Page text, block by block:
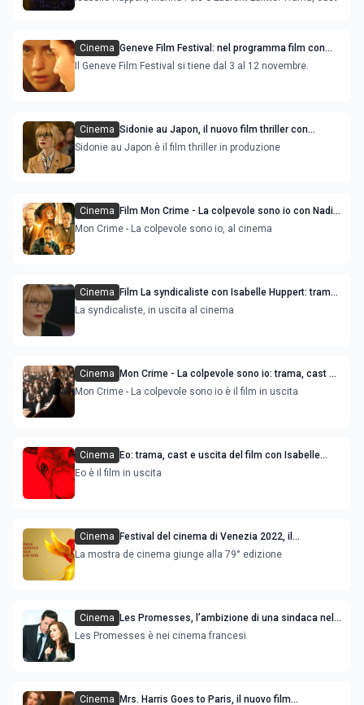
Cinema Geneve Film Festival: nel programma film con
Jacob Elordi, Isabelle Huppert
Il Geneve Film Festival si tiene dal 3 al 12 novembre.
Cinema Sidonie au Japon, il nuovo film thriller con
Isabelle Huppert
Sidonie au Japon è il film thriller in produzione
Cinema
Film Mon Crime - La colpevole sono io con Nadia
Tereszkiewicz: trama, cast e uscita
Mon Crime - La colpevole sono io, al cinema
Cinema
Film La syndicaliste con Isabelle Huppert: trama,
cast e uscita
La syndicaliste, in uscita al cinema
Cinema
Mon Crime - La colpevole sono io: trama, cast e
uscita del film giallo con Isabelle Huppert
Mon Crime - La colpevole sono io è il film in uscita
Cinema
Eo: trama, cast e uscita del film con Isabelle
Huppert
Eo è il film in uscita
Cinema
Festival del cinema di Venezia 2022, il
programma dei film in concorso e nelle varie
La mostra de cinema giunge alla 79° edizione
Cinema
Les Promesses, l’ambizione di una sindaca nel
nuovo film con Isabelle Huppert
Les Promesses è nei cinema francesi
Cinema
Mrs. Harris Goes to Paris, il nuovo film